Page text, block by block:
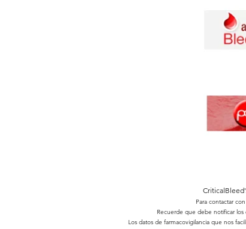
Para contactar
Recuerde que debe notificar
Los datos de farmacovigilancia que nos